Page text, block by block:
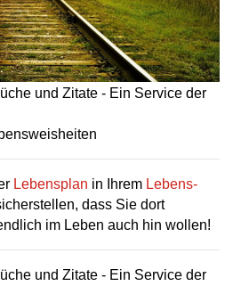
und Zitate - Ein Service der
Lebensplan in Ihrem Lebens-
dass Sie dort
im Leben auch hin wollen!
und Zitate - Ein Service der